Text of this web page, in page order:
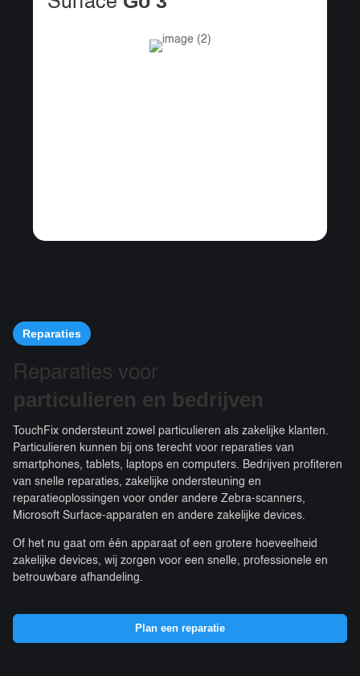
Reparaties
Reparaties voor
particulieren en bedrijven
TouchFix ondersteunt zowel particulieren als zakelijke klanten.
Particulieren kunnen bij ons terecht voor reparaties van
smartphones, tablets, laptops en computers. Bedrijven profiteren
van snelle reparaties, zakelijke ondersteuning en
reparatieoplossingen voor onder andere Zebra-scanners,
Microsoft Surface-apparaten en andere zakelijke devices.
Of het nu gaat om één apparaat of een grotere hoeveelheid
zakelijke devices, wij zorgen voor een snelle, professionele en
betrouwbare afhandeling.
Plan een reparatie